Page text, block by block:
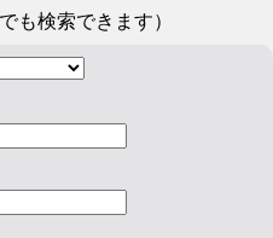
も検索できます）